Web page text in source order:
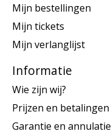
Mijn bestellingen
Mijn tickets
Mijn verlanglijst
Informatie
Wie zijn wij?
Prijzen en betalingen
Garantie en annulatie